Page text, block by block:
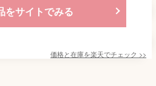
をサイトでみる
価格と在庫を楽天でチェック >>